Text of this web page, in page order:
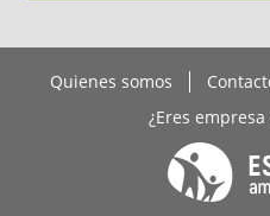
Quienes somos
¿Eres